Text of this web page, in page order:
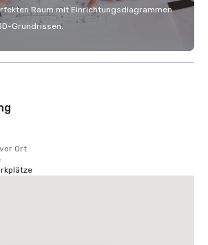
Raum mit Einrichtungsdiagrammen
Grundrissen.
Ort